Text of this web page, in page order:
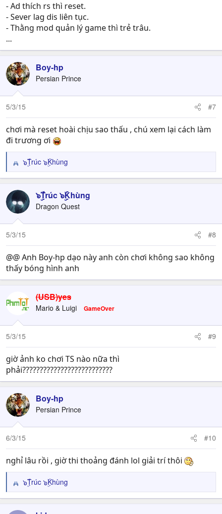
- Ad thích rs thì reset.
- Sever lag dis liên tục.
- Thằng mod quản lý game thì trẻ trâu.
...
Boy-hp
Persian Prince
5/3/15 #7
chơi mà reset hoài chịu sao thấu , chú xem lại cách làm
đi trương ơi
R
e
c
t
i
o
n
๖ۣۜTrúc ๖ۣۜKhùng
๖ۣۜTrúc ๖ۣۜKhùng
Dragon Quest
5/3/15 #8
@@ Anh Boy-hp dạo này anh còn chơi không sao không
thấy bóng hình anh
(USB)yes
Mario & Luigi GameOver
5/3/15 #9
giờ ảnh ko chơi TS nào nữa thì
phải??????????????????????????
Boy-hp
Persian Prince
6/3/15 #10
nghỉ lâu rồi , giờ thi thoảng đánh lol giải trí thôi
R
e
๖ۣۜTrúc ๖ۣۜKhùng